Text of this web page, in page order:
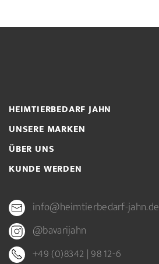
HEIMTIERBEDARF JAHN
UNSERE MARKEN
ÜBER UNS
KUNDE WERDEN
info@heimtierbedarf-jahn.de
@bavarijahn
+49 (0)8342 | 98 12-6